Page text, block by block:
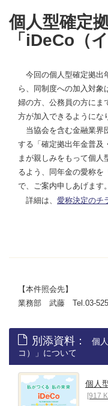
個人型確定
「iDeCo（
今回の個人型確定拠出
ら、同制度への加入対象
婦の方、公務員の方にま
方が加入できるようにな
当協会を含む金融業界
する「確定拠出年金普及
まが親しみをもって個人
るよう、同年金の愛称を
で、ご案内申しあげます。
詳細は、 愛称決定のチ
【本件照会先】
業務部 武藤 Tel.03-
別添資料：
個
コ）」について
個人
[917